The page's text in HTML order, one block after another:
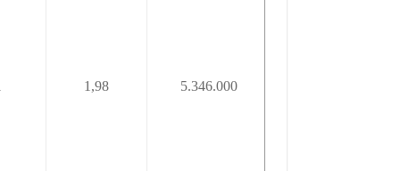
1,98 5.346.000